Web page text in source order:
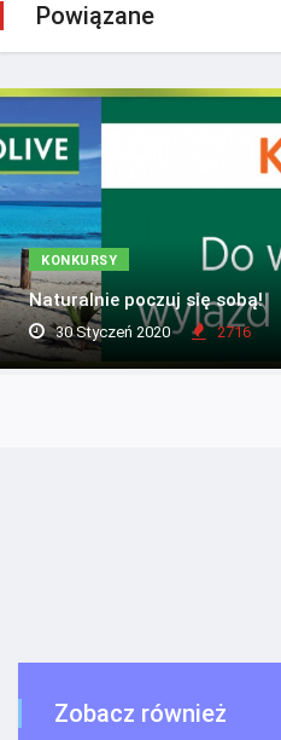
Powiązane
KONKURSY
Naturalnie poczuj się sobą!
30 Styczeń 2020 2716
Zobacz również